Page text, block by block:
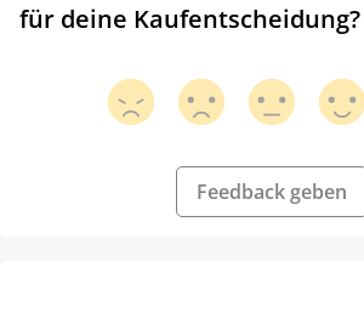
für deine Kaufentscheidung?
Feedback geben